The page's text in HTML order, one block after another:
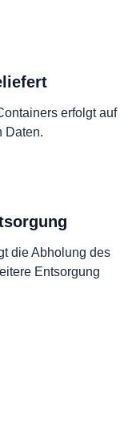
erfolgt auf
Daten.
die Abholung des
Entsorgung